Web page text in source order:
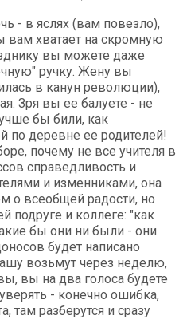
- в яслях (вам повезло),
вам хватает на скромную
вы можете даже
ручку. Жену вы
в канун революции),
Зря вы ее балуете - не
бы били, как
деревне ее родителей!
почему не все учителя в
справедливость и
и изменниками, она
о всеобщей радости, но
подруге и коллеге: "как
бы они ни были - они
будет написано
возьмут через неделю,
вы на два голоса будете
- конечно ошибка,
там разберутся и сразу